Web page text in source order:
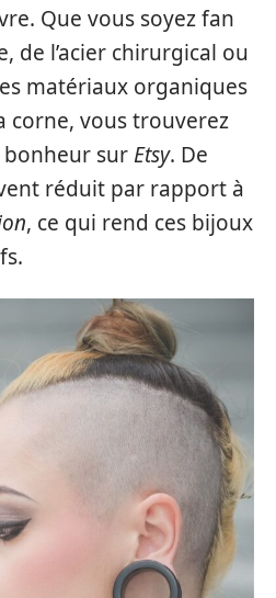
Que vous soyez fan
de l’acier chirurgical ou
matériaux organiques
corne, vous trouverez
surEtsy. De
réduit par rapport à
, ce qui rend ces bijoux